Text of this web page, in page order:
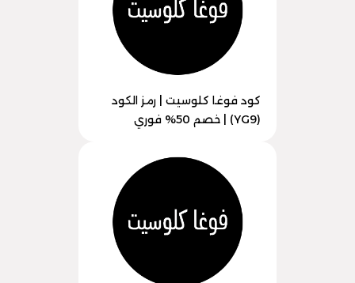
كود فوغا كلوسيت | رمز الكود
(YG9) | خصم 50% فوري